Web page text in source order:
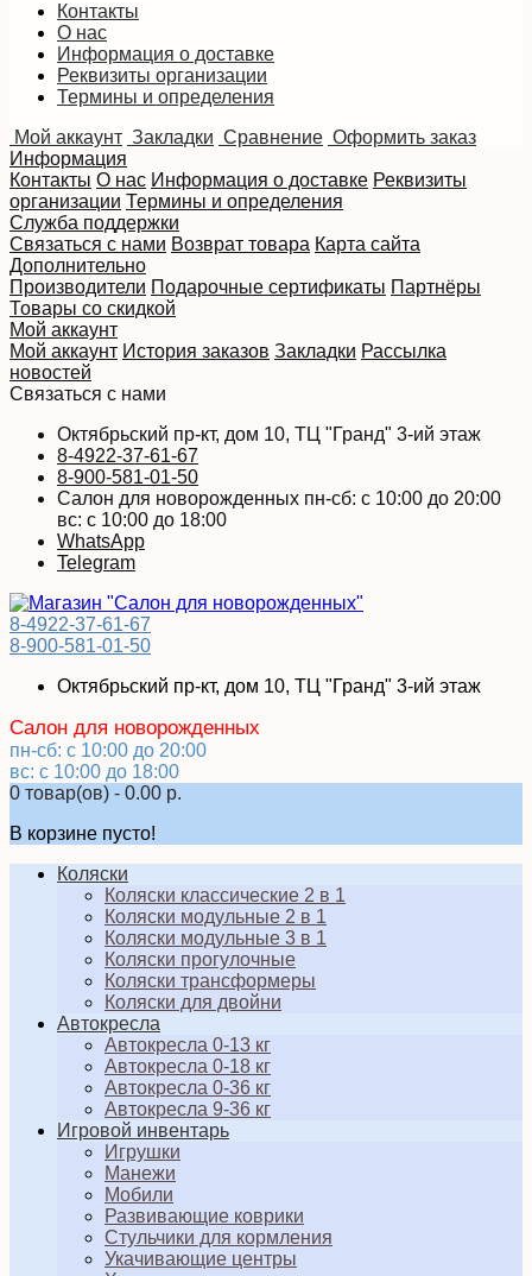
Контакты
О нас
Информация о доставке
Реквизиты организации
Термины и определения
Мой аккаунт Закладки Сравнение Оформить заказ
Информация
Контакты О нас Информация о доставке Реквизиты
организации Термины и определения
Служба поддержки
Связаться с нами Возврат товара Карта сайта
Дополнительно
Производители Подарочные сертификаты Партнёры
Товары со скидкой
Мой аккаунт
Мой аккаунт История заказов Закладки Рассылка
новостей
Связаться с нами
Октябрьский пр-кт, дом 10, ТЦ "Гранд" 3-ий этаж
8-4922-37-61-67
8-900-581-01-50
Салон для новорожденных пн-сб: с 10:00 до 20:00
вс: с 10:00 до 18:00
WhatsApp
Telegram
8-4922-37-61-67
8-900-581-01-50
Октябрьский пр-кт, дом 10, ТЦ "Гранд" 3-ий этаж
Салон для новорожденных
пн-сб: с 10:00 до 20:00
вс: с 10:00 до 18:00
0 товар(ов) - 0.00 р.
В корзине пусто!
Коляски
Коляски классические 2 в 1
Коляски модульные 2 в 1
Коляски модульные 3 в 1
Коляски прогулочные
Коляски трансформеры
Коляски для двойни
Автокресла
Автокресла 0-13 кг
Автокресла 0-18 кг
Автокресла 0-36 кг
Автокресла 9-36 кг
Игровой инвентарь
Игрушки
Манежи
Мобили
Развивающие коврики
Стульчики для кормления
Укачивающие центры